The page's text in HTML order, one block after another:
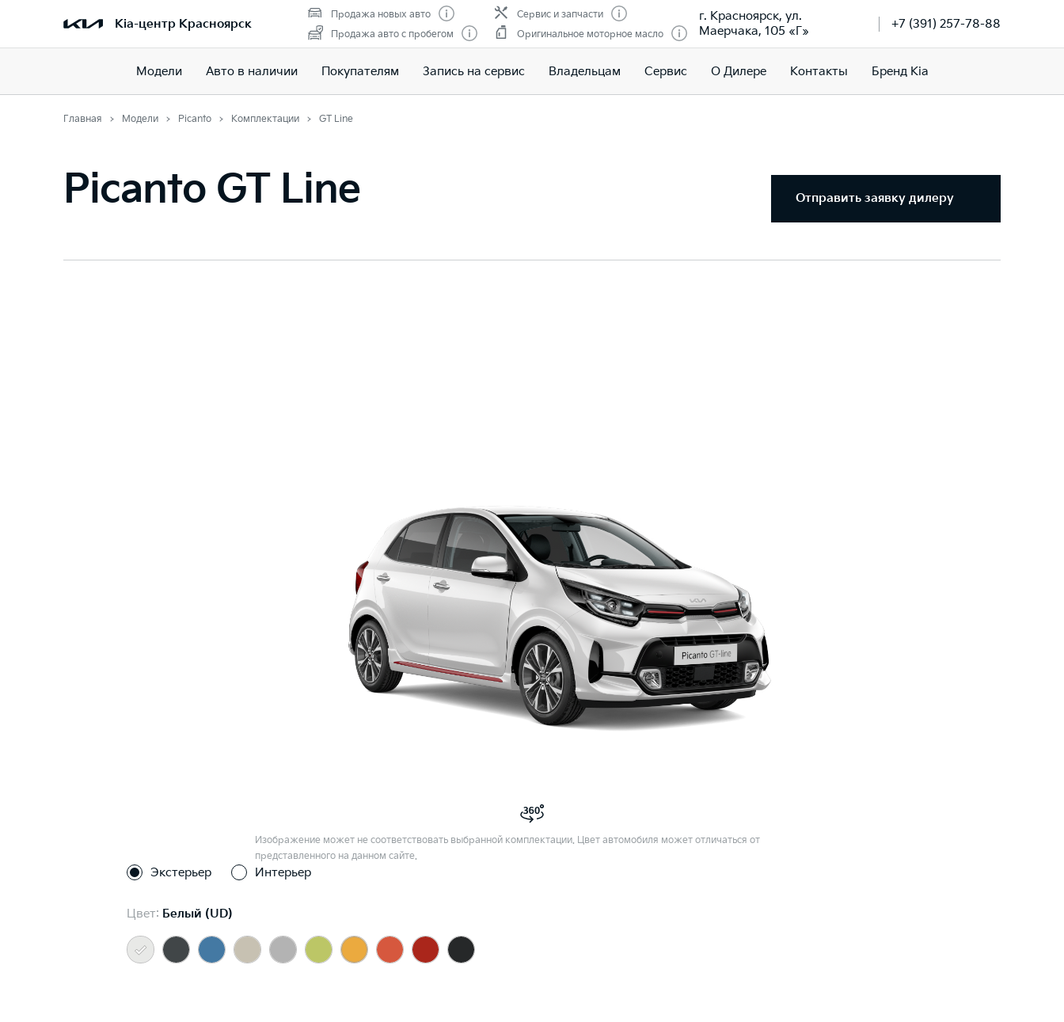
Kia-центр Красноярск
Продажа новых авто
Продажа авто с пробегом
Сервис и запчасти
Оригинальное моторное масло
г. Красноярск, ул.
Маерчака, 105 «Г»
+7 (391) 257-78-88
Модели Авто в наличии Покупателям Запись на сервис Владельцам Сервис О Дилере Контакты Бренд Kia
Главная Модели Picanto Комплектации GT Line
Picanto GT Line Отправить заявку дилеру
Изображение может не соответствовать выбранной комплектации. Цвет автомобиля может отличаться от
представленного на данном сайте.
Экстерьер Интерьер
Цвет: Белый (UD)